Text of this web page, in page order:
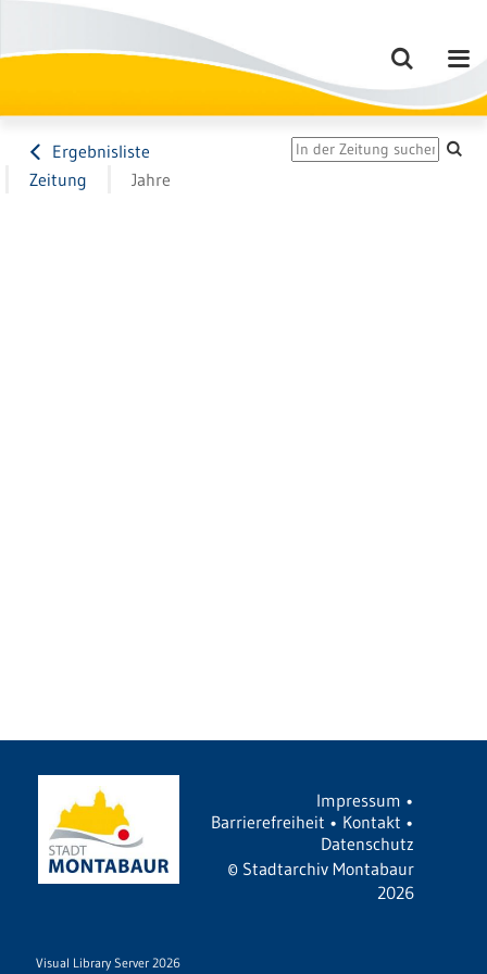
Ergebnisliste
Zeitung
Jahre
Impressum •
Barrierefreiheit • Kontakt •
Datenschutz
© Stadtarchiv Montabaur
2026
Visual Library Server 2026